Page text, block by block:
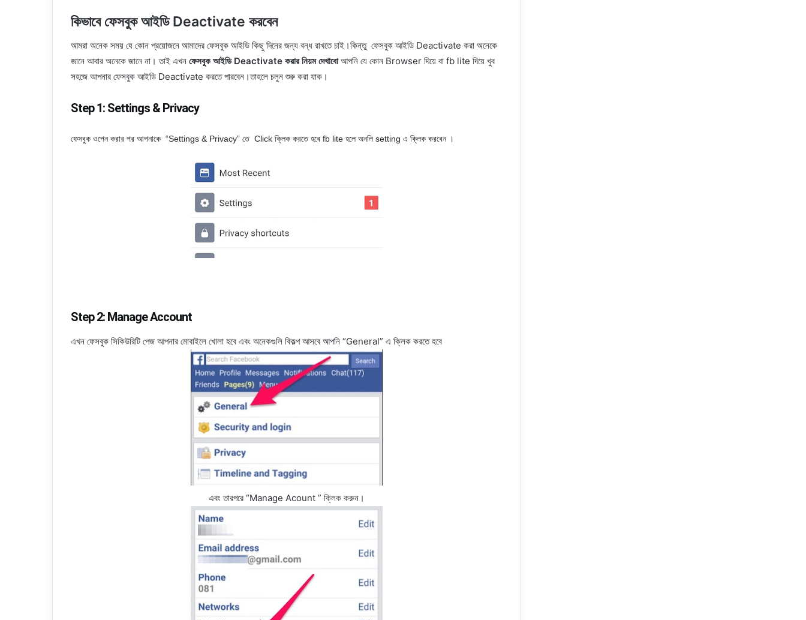
কিভাবে ফেসবুক আইডি Deactivate করবেন
আমরা অনেক সময় যে কোন প্রয়োজনে আমাদের ফেসবুক আইডি কিছু দিনের জন্য বন্ধ রাখতে চাই।কিন্তু ফেসবুক আইডি Deactivate করা অনেকে
জানে আবার অনেকে জানে না। তাই এখন ফেসবুক আইডি Deactivate করার নিয়ম দেখাবোআপনি যে কোন Browser দিয়ে বা fb lite দিয়ে খুব
সহজে আপনার ফেসবুক আইডি Deactivate করতে পারবেন।তাহলে চলুন শুরু করা যাক।
Step 1: Settings & Privacy
ফেসবুক ওপেন করার পর আপনাকে “Settings & Privacy” তে Click ক্লিক করতে হবে fb lite হলে অনলি setting এ ক্লিক করবেন ।
Step 2: Manage Account
এখন ফেসবুক সিকিউরিটি পেজ আপনার মোবাইলে খোলা হবে এবং অনেকগুলি বিকল্প আসবে আপনি “General” এ ক্লিক করতে হবে
এবং তারপরে “Manage Acount ” ক্লিক করুন।